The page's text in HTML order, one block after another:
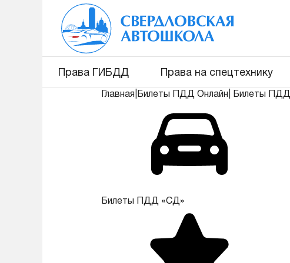
Права ГИБДД Права на спецтехнику
Главная Билеты ПДД Онлайн Билеты
Билеты ПДД «СД»